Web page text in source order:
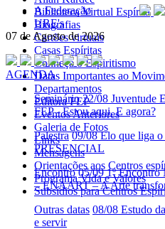
Biblioteca Virtual Espírita
Biografias
Cartões virtuais
Casas Espíritas
Conheça o Espiritismo
Datas Importantes ao
Departamentos
Editora FEP
Eventos Anteriores
Galeria de Fotos
Links
Mensagens
Orientações aos Centros
Programa Vida e Valores
Subsídios para Centros
A Federação
URE's
07 de Agosto de 2026
AGENDA
Seminário 22/08 Juventude
FEP - Estou aqui. E agora?
Palestra 09/08 Elo que liga
PRESENCIAL
Encontro 05/09 1º Encontro
– ENAART – A Arte
Outras datas 08/08 Estudo
e servir